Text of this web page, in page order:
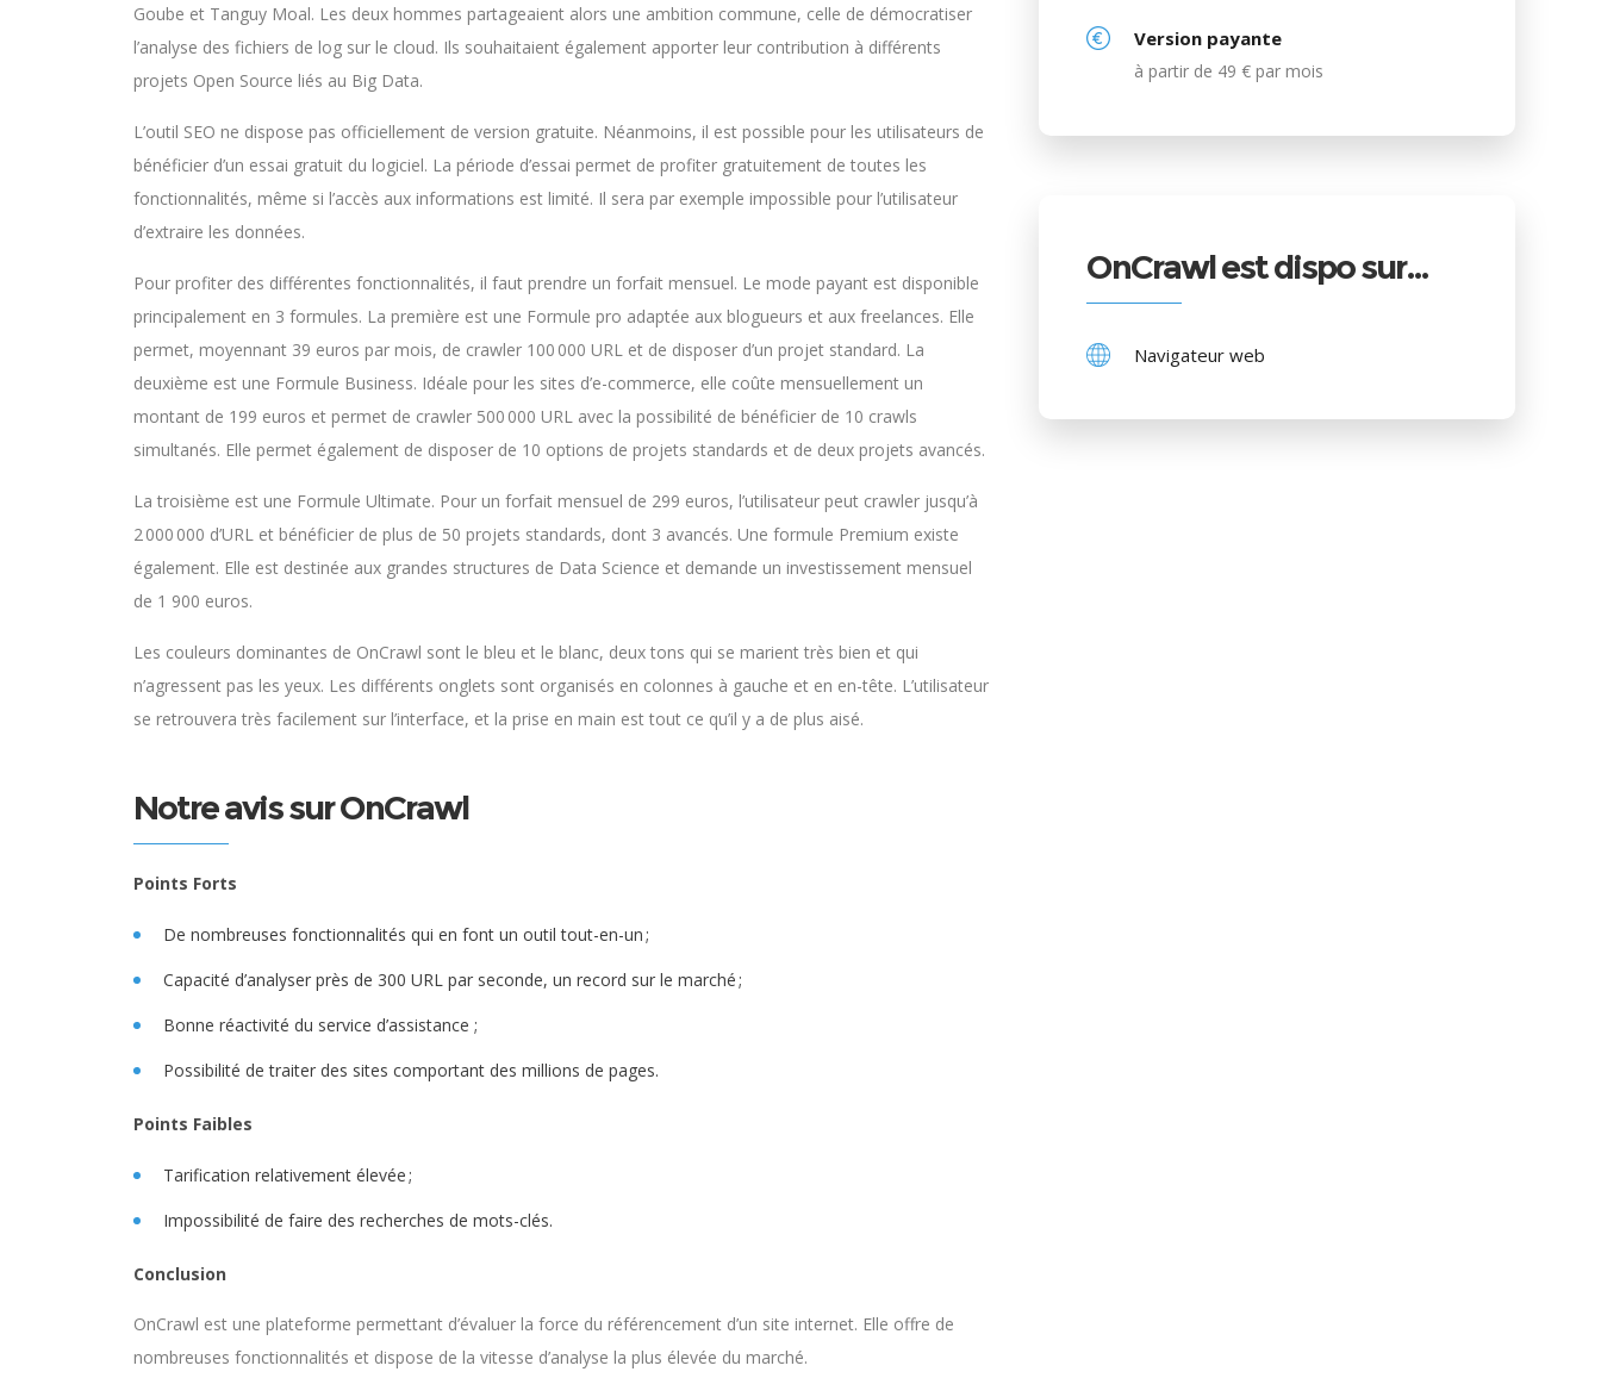
Goube et Tanguy Moal. Les deux hommes partageaient alors une ambition commune, celle de démocratiser
l’analyse des fichiers de log sur le cloud. Ils souhaitaient également apporter leur contribution à différents
projets Open Source liés au Big Data.
L’outil SEO ne dispose pas officiellement de version gratuite. Néanmoins, il est possible pour les utilisateurs de
bénéficier d’un essai gratuit du logiciel. La période d’essai permet de profiter gratuitement de toutes les
fonctionnalités, même si l’accès aux informations est limité. Il sera par exemple impossible pour l’utilisateur
d’extraire les données.
Pour profiter des différentes fonctionnalités, il faut prendre un forfait mensuel. Le mode payant est disponible
principalement en 3 formules. La première est une Formule pro adaptée aux blogueurs et aux freelances. Elle
permet, moyennant 39 euros par mois, de crawler 100 000 URL et de disposer d’un projet standard. La
deuxième est une Formule Business. Idéale pour les sites d’e-commerce, elle coûte mensuellement un
montant de 199 euros et permet de crawler 500 000 URL avec la possibilité de bénéficier de 10 crawls
simultanés. Elle permet également de disposer de 10 options de projets standards et de deux projets avancés.
La troisième est une Formule Ultimate. Pour un forfait mensuel de 299 euros, l’utilisateur peut crawler jusqu’à
2 000 000 d’URL et bénéficier de plus de 50 projets standards, dont 3 avancés. Une formule Premium existe
également. Elle est destinée aux grandes structures de Data Science et demande un investissement mensuel
de 1 900 euros.
Les couleurs dominantes de OnCrawl sont le bleu et le blanc, deux tons qui se marient très bien et qui
n’agressent pas les yeux. Les différents onglets sont organisés en colonnes à gauche et en en-tête. L’utilisateur
se retrouvera très facilement sur l’interface, et la prise en main est tout ce qu’il y a de plus aisé.
Notre avis sur OnCrawl
Points Forts
De nombreuses fonctionnalités qui en font un outil tout-en-un ;
Capacité d’analyser près de 300 URL par seconde, un record sur le marché ;
Bonne réactivité du service d’assistance ;
Possibilité de traiter des sites comportant des millions de pages.
Points Faibles
Tarification relativement élevée ;
Impossibilité de faire des recherches de mots-clés.
Conclusion
OnCrawl est une plateforme permettant d’évaluer la force du référencement d’un site internet. Elle offre de
nombreuses fonctionnalités et dispose de la vitesse d’analyse la plus élevée du marché.
Version payante
à partir de 49 € par mois
OnCrawl est dispo sur…
Navigateur web